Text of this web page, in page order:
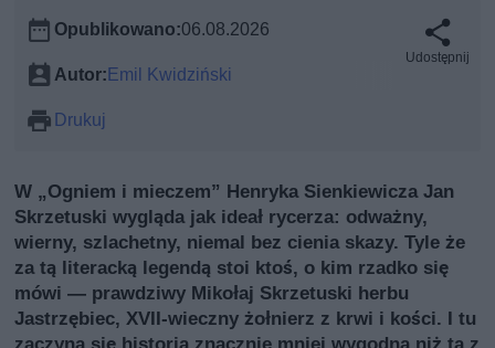
Opublikowano:06.08.2026
Autor:Emil Kwidziński
Drukuj
Udostępnij
W „Ogniem i mieczem” Henryka Sienkiewicza Jan
Skrzetuski wygląda jak ideał rycerza: odważny,
wierny, szlachetny, niemal bez cienia skazy. Tyle że
za tą literacką legendą stoi ktoś, o kim rzadko się
mówi — prawdziwy Mikołaj Skrzetuski herbu
Jastrzębiec, XVII‑wieczny żołnierz z krwi i kości. I tu
zaczyna się historia znacznie mniej wygodna niż ta z